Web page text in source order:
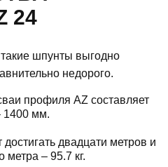
24
шпунты выгодно
недорого.
профиля AZ составляет
1400 мм.
двадцати метров и
метра – 95.7 кг.